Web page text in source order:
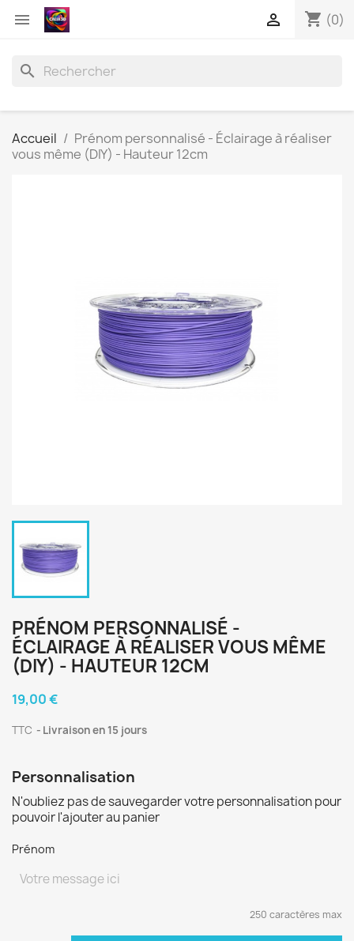
 shopping_cart (0)

search
Accueil
Prénom personnalisé - Éclairage à réaliser
vous même (DIY) - Hauteur 12cm
PRÉNOM PERSONNALISÉ -
ÉCLAIRAGE À RÉALISER VOUS MÊME
(DIY) - HAUTEUR 12CM
19,00 €
TTC Livraison en 15 jours
Personnalisation
N'oubliez pas de sauvegarder votre personnalisation pour
pouvoir l'ajouter au panier
Prénom
250 caractères max